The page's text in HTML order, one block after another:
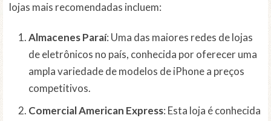
lojas mais recomendadas incluem:
Almacenes Paraí: Uma das maiores redes de lojas
de eletrônicos no país, conhecida por oferecer uma
ampla variedade de modelos de iPhone a preços
competitivos.
Comercial American Express: Esta loja é conhecida